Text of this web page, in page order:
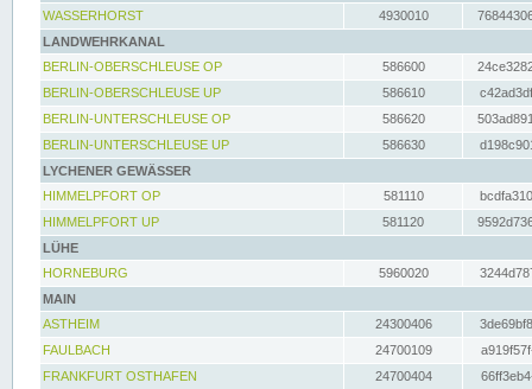
WASSERHORST
4930010
LANDWEHRKANAL
BERLIN-OBERSCHLEUSE OP
586600
BERLIN-OBERSCHLEUSE UP
586610
BERLIN-UNTERSCHLEUSE OP
586620
BERLIN-UNTERSCHLEUSE UP
586630
LYCHENER GEWÄSSER
HIMMELPFORT OP
581110
HIMMELPFORT UP
581120
LÜHE
HORNEBURG
5960020
MAIN
ASTHEIM
24300406
FAULBACH
24700109
FRANKFURT OSTHAFEN
24700404